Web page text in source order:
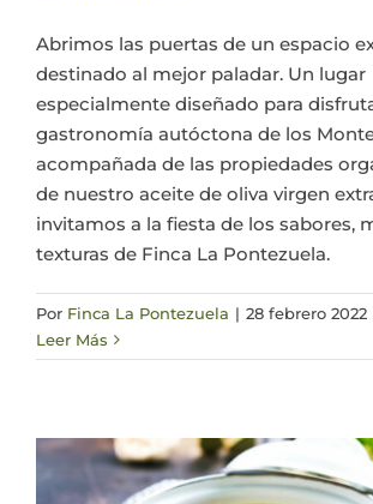
Abrimos las puertas de un espacio
destinado al mejor paladar. Un lugar
especialmente diseñado para
gastronomía autóctona de los
acompañada de las propiedades
de nuestro aceite de oliva virgen
invitamos a la fiesta de los sabores,
texturas de Finca La Pontezuela.
Por Finca La Pontezuela | 28 febrero 2022
Leer Más